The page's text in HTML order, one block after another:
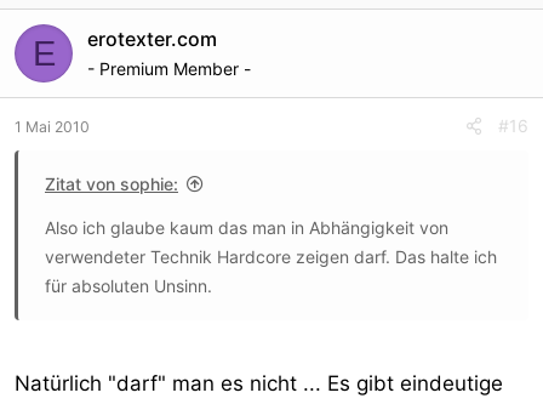
E erotexter.com
- Premium Member -
1 Mai 2010 #16
Zitat von sophie:
Also ich glaube kaum das man in Abhängigkeit von
verwendeter Technik Hardcore zeigen darf. Das halte ich
für absoluten Unsinn.
Natürlich "darf" man es nicht ... Es gibt eindeutige